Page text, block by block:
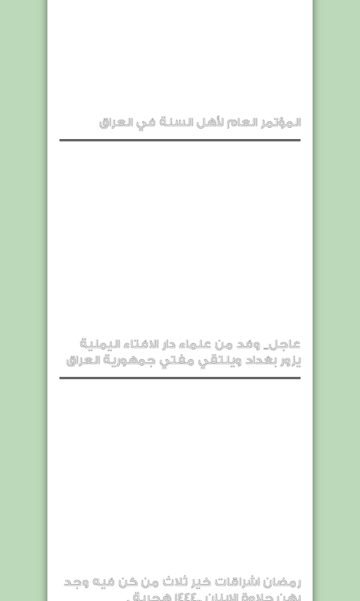
المؤتمر العام لأهل السنة في العراق
عاجل_ وفد من علماء دار الافتاء اليمنية
يزور بغداد ويلتقي مفتي جمهورية العراق
رمضان اشراقات خير ثلاث من كن فيه وجد